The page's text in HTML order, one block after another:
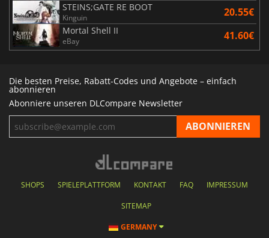
STEINS;GATE RE BOOT
Kinguin 20.55€
Mortal Shell II
eBay 41.60€
Die besten Preise, Rabatt-Codes und Angebote – einfach
abonnieren
Abonniere unseren DLCompare Newsletter
SHOPS SPIELEPLATTFORM KONTAKT FAQ IMPRESSUM
SITEMAP
GERMANY